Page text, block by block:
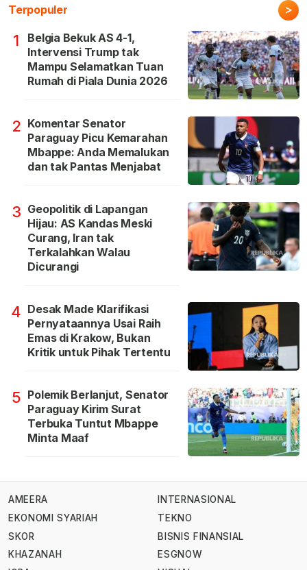
Terpopuler >
1
Belgia Bekuk AS 4-1,
Intervensi Trump tak
Mampu Selamatkan Tuan
Rumah di Piala Dunia 2026
2 Komentar Senator
Paraguay Picu Kemarahan
Mbappe: Anda Memalukan
dan tak Pantas Menjabat
3 Geopolitik di Lapangan
Hijau: AS Kandas Meski
Curang, Iran tak
Terkalahkan Walau
Dicurangi
4 Desak Made Klarifikasi
Pernyataannya Usai Raih
Emas di Krakow, Bukan
Kritik untuk Pihak Tertentu
5 Polemik Berlanjut, Senator
Paraguay Kirim Surat
Terbuka Tuntut Mbappe
Minta Maaf
AMEERA
EKONOMI SYARIAH
SKOR
KHAZANAH
INTERNASIONAL
TEKNO
BISNIS FINANSIAL
ESGNOW